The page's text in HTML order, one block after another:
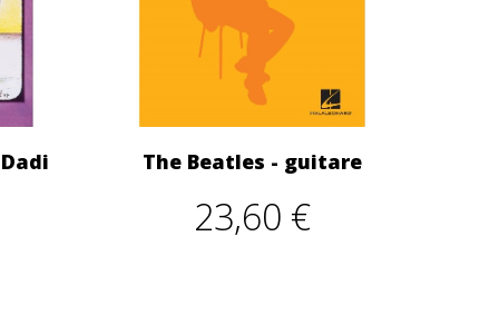
The Beatles - guitare
23,60 €